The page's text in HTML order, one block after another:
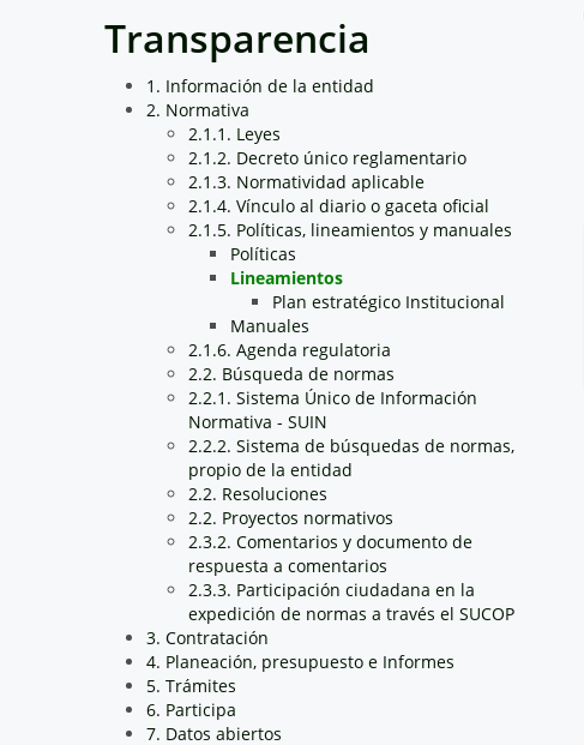
Transparencia
1. Información de la entidad
2. Normativa
2.1.1. Leyes
2.1.2. Decreto único reglamentario
2.1.3. Normatividad aplicable
2.1.4. Vínculo al diario o gaceta oficial
2.1.5. Políticas, lineamientos y manuales
Políticas
Lineamientos
Plan estratégico Institucional
Manuales
2.1.6. Agenda regulatoria
2.2. Búsqueda de normas
2.2.1. Sistema Único de Información
Normativa - SUIN
2.2.2. Sistema de búsquedas de normas,
propio de la entidad
2.2. Resoluciones
2.2. Proyectos normativos
2.3.2. Comentarios y documento de
respuesta a comentarios
2.3.3. Participación ciudadana en la
expedición de normas a través el SUCOP
3. Contratación
4. Planeación, presupuesto e Informes
5. Trámites
6. Participa
7. Datos abiertos